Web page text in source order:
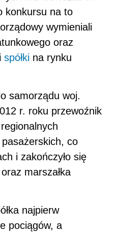
konkursu na to
wymieniali
oraz
spółki na rynku
samorządu woj.
r. roku przewoźnik
regionalnych
co
i zakończyło się
oraz marszałka
najpierw
pociągów, a